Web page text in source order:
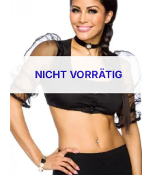
NICHT VORRÄTIG